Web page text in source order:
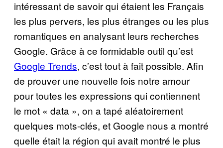
intéressant de savoir qui étaient les Français
les plus pervers, les plus étranges ou les plus
romantiques en analysant leurs recherches
Google. Grâce à ce formidable outil qu’est
Google Trends, c’est tout à fait possible. Afin
de prouver une nouvelle fois notre amour
pour toutes les expressions qui contiennent
le mot « data », on a tapé aléatoirement
quelques mots-clés, et Google nous a montré
quelle était la région qui avait montré le plus